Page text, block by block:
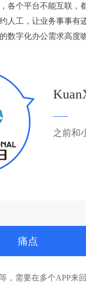
各个平台不能互联，
人工，让业务事事有
数字化办公需求高度
之前和
痛点
，需要在多个APP来